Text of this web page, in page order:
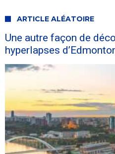
ARTICLE ALÉATOIRE
Une autre façon de
hyperlapses